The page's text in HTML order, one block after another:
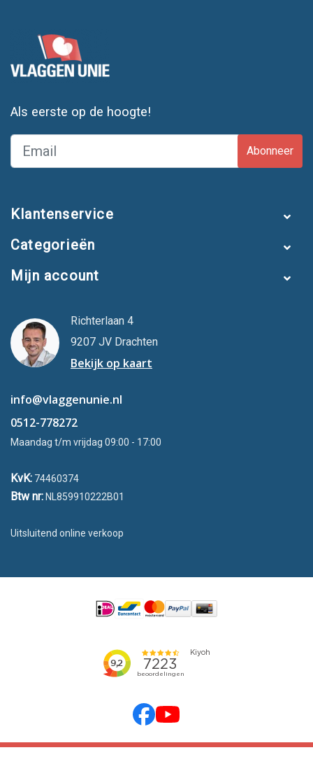
Als eerste op de hoogte!
Abonneer
Klantenservice
Categorieën
Mijn account
Richterlaan 4
9207 JV Drachten
Bekijk op kaart
info@vlaggenunie.nl
0512-778272
Maandag t/m vrijdag 09:00 - 17:00
KvK: 74460374
Btw nr: NL859910222B01
Uitsluitend online verkoop